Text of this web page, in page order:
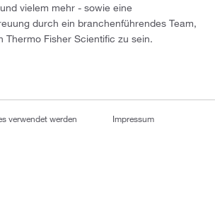
vielem mehr - sowie eine
durch ein branchenführendes Team,
Thermo Fisher Scientific zu sein.
verwendet werden Impressum